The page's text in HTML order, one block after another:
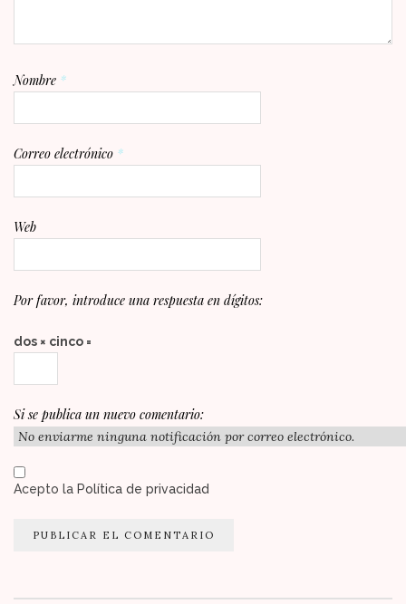
Nombre *
Correo electrónico *
Web
Por favor, introduce una respuesta en dígitos:
dos × cinco =
Si se publica un nuevo comentario:
Acepto la Política de privacidad